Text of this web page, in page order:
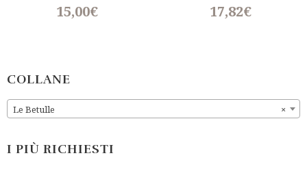
15,00€
t
f
5
17,82€
f
COLLANE
×
Le Betulle
I PIÙ RICHIESTI